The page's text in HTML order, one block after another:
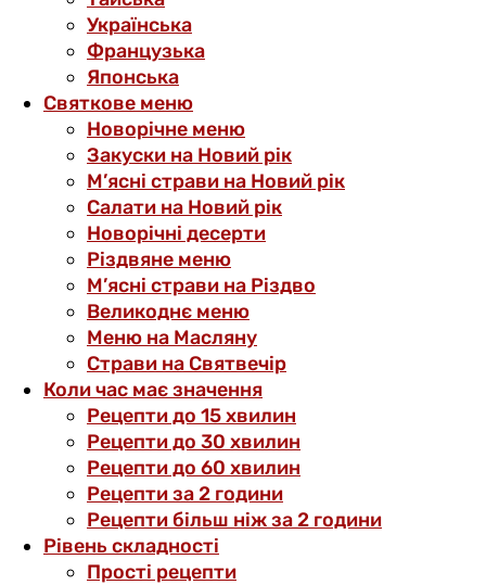
Українська
Французька
Японська
Святкове меню
Новорічне меню
Закуски на Новий рік
М’ясні страви на Новий рік
Салати на Новий рік
Новорічні десерти
Різдвяне меню
М’ясні страви на Різдво
Великоднє меню
Меню на Масляну
Страви на Святвечір
Коли час має значення
Рецепти до 15 хвилин
Рецепти до 30 хвилин
Рецепти до 60 хвилин
Рецепти за 2 години
Рецепти більш ніж за 2 години
Рівень складності
Прості рецепти